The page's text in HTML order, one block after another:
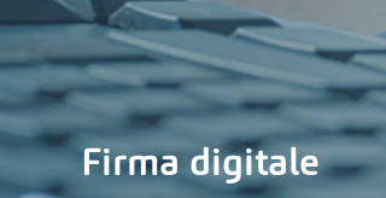
Firma digitale